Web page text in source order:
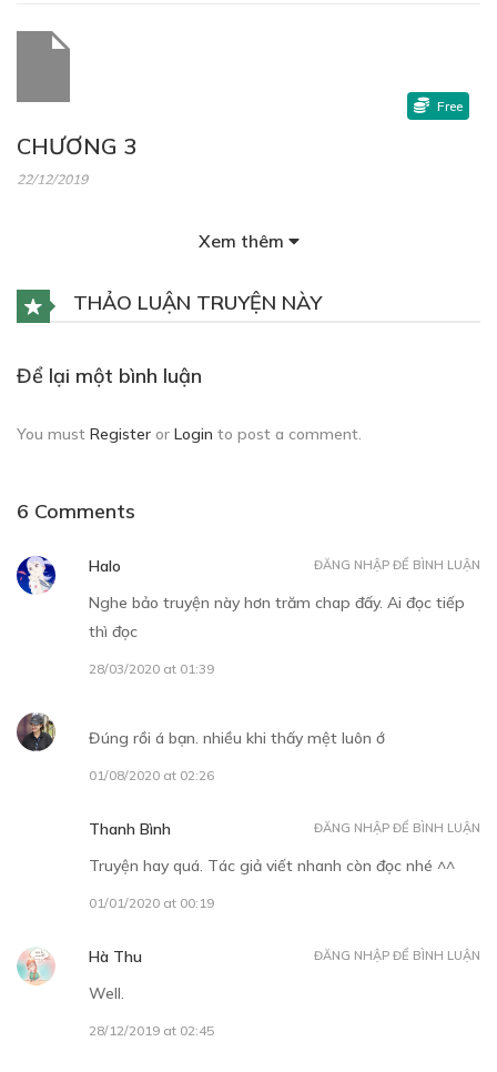
CHƯƠNG 3
22/12/2019
Free
22/12/2019
CHƯƠNG 5
23/12/2019
CHƯƠNG 6
CHƯƠNG 7
Xem thêm
THẢO LUẬN TRUYỆN NÀY
Để lại một bình luận
You must Register or Login to post a comment.
6 Comments
Halo
Nghe bảo truyện này hơn trăm chap đấy. Ai đọc tiếp
thì đọc
28/03/2020 at 01:39
ĐĂNG NHẬP ĐỂ BÌNH LUẬN
Đúng rồi á bạn. nhiều khi thấy mệt luôn ớ
01/08/2020 at 02:26
Thanh Bình
Truyện hay quá. Tác giả viết nhanh còn đọc nhé ^^
01/01/2020 at 00:19
ĐĂNG NHẬP ĐỂ BÌNH LUẬN
Hà Thu
Well.
28/12/2019 at 02:45
ĐĂNG NHẬP ĐỂ BÌNH LUẬN